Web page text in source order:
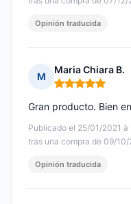
Opinión traducida
M
Maria Chiara B.
Nota: 5 de 5
Publicado el 25/01/2021 à
tras una compra de 09/
Gran producto. Bien
Opinión traducida